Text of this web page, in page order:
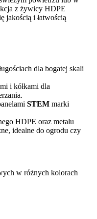
z żywicy HDPE
jakością i łatwością
dla bogatej skali
i kółkami dla
STEM marki
HDPE oraz metalu
idealne do ogrodu czy
w różnych kolorach